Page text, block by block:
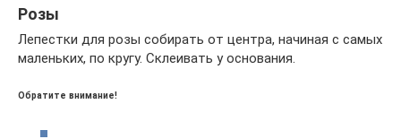
Розы
Лепестки для розы собирать от центра, начиная с самых
маленьких, по кругу. Склеивать у основания.
Обратите внимание!